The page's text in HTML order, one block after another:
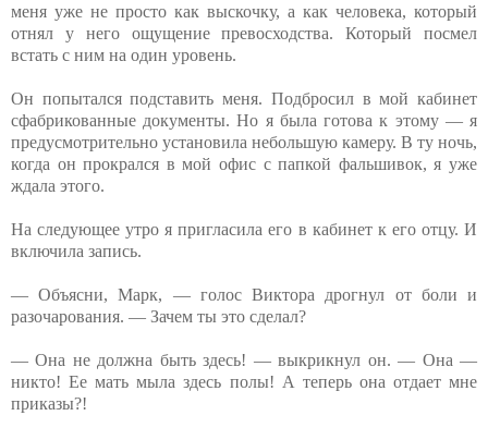
меня уже не просто как выскочку, а как человека, который
отнял у него ощущение превосходства. Который посмел
встать с ним на один уровень.
Он попытался подставить меня. Подбросил в мой кабинет
сфабрикованные документы. Но я была готова к этому — я
предусмотрительно установила небольшую камеру. В ту ночь,
когда он прокрался в мой офис с папкой фальшивок, я уже
ждала этого.
На следующее утро я пригласила его в кабинет к его отцу. И
включила запись.
— Объясни, Марк, — голос Виктора дрогнул от боли и
разочарования. — Зачем ты это сделал?
— Она не должна быть здесь! — выкрикнул он. — Она —
никто! Ее мать мыла здесь полы! А теперь она отдает мне
приказы?!